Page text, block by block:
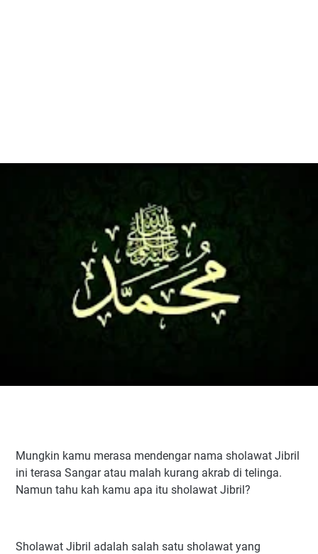
Mungkin kamu merasa mendengar nama sholawat Jibril
ini terasa Sangar atau malah kurang akrab di telinga.
Namun tahu kah kamu apa itu sholawat Jibril?
Sholawat Jibril adalah salah satu sholawat yang